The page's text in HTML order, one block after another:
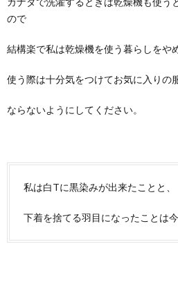
ので
結構楽で私は乾燥機を使う暮らしをや
使う際は十分気をつけてお気に入りの
ならないようにしてください。
私は白Tに黒染みが出来たことと、
下着を捨てる羽目になったことは